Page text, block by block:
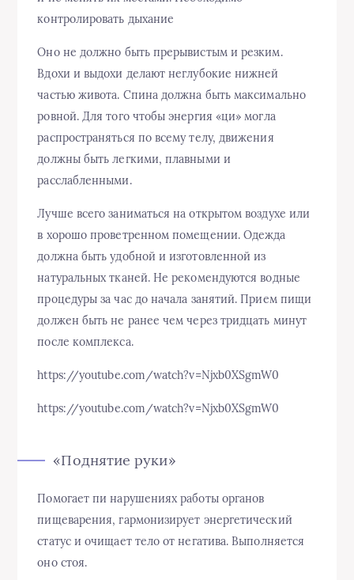
контролировать дыхание
Оно не должно быть прерывистым и резким.
Вдохи и выдохи делают неглубокие нижней
частью живота. Спина должна быть максимально
ровной. Для того чтобы энергия «ци» могла
распространяться по всему телу, движения
должны быть легкими, плавными и
расслабленными.
Лучше всего заниматься на открытом воздухе или
в хорошо проветренном помещении. Одежда
должна быть удобной и изготовленной из
натуральных тканей. Не рекомендуются водные
процедуры за час до начала занятий. Прием пищи
должен быть не ранее чем через тридцать минут
после комплекса.
https://youtube.com/watch?v=Njxb0XSgmW0
https://youtube.com/watch?v=Njxb0XSgmW0
«Поднятие руки»
Помогает пи нарушениях работы органов
пищеварения, гармонизирует энергетический
статус и очищает тело от негатива. Выполняется
оно стоя.